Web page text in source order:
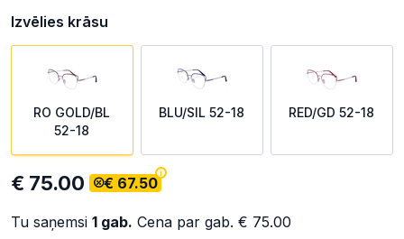
Izvēlies krāsu
RO GOLD/BL
52-18
BLU/SIL 52-18 RED/GD 52-18
€ 75.00 € 67.50
Tu saņemsi 1 gab. Cena par gab. € 75.00